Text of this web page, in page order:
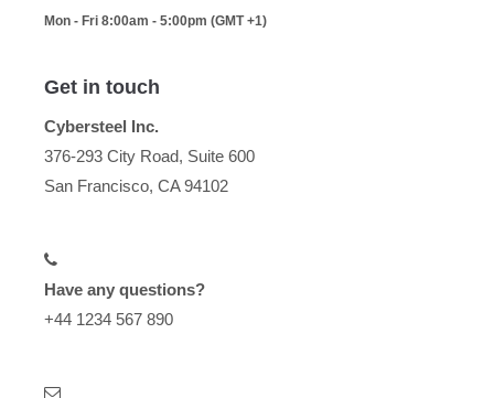
Mon - Fri 8:00am - 5:00pm (GMT +1)
Get in touch
Cybersteel Inc.
376-293 City Road, Suite 600
San Francisco, CA 94102
Have any questions?
+44 1234 567 890